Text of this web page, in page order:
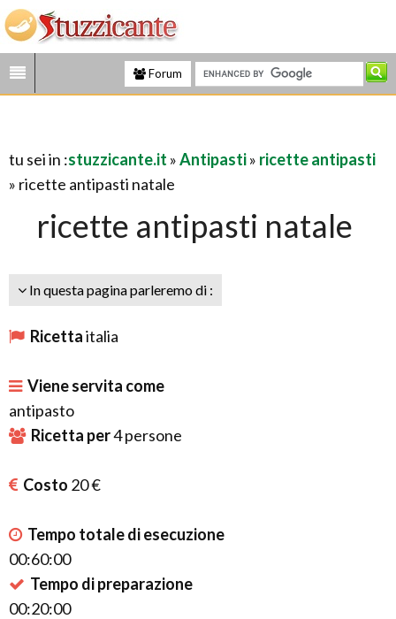
Forum
tu sei in :stuzzicante.it »Antipasti» ricette antipasti
» ricette antipasti natale
ricette antipasti natale
In questa pagina parleremo di :
Ricettaitalia
Viene servita come
antipasto
Ricetta per4persone
Costo 20 €
Tempo totale di esecuzione
00:60:00
Tempo di preparazione
00:20:00